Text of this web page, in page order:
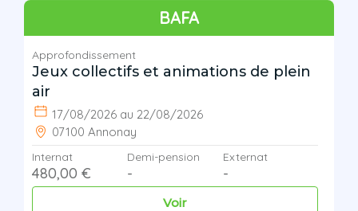
BAFA
Approfondissement
Jeux collectifs et animations de plein
air
17/08/2026 au 22/08/2026
07100 Annonay
Internat
480,00 €
Demi-pension
-
Externat
-
Voir